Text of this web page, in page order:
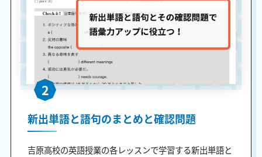
2
新出単語と語句のまとめと確認問題
吉原高校の英語授業の各レッスンで学習する新出単語と